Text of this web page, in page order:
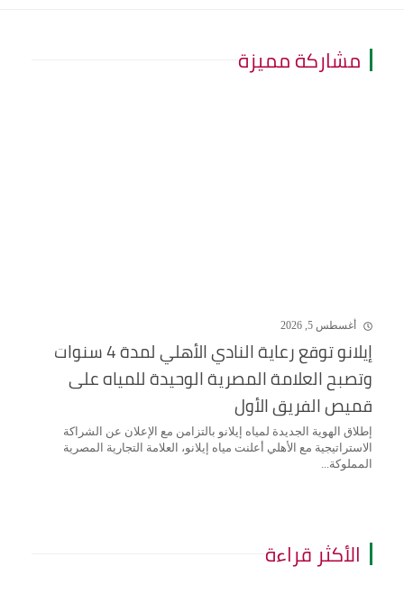
مشاركة مميزة
أغسطس 5, 2026
إيلانو توقع رعاية النادي الأهلي لمدة 4 سنوات
وتصبح العلامة المصرية الوحيدة للمياه على
قميص الفريق الأول
إطلاق الهوية الجديدة لمياه إيلانو بالتزامن مع الإعلان عن الشراكة
الاستراتيجية مع الأهلي أعلنت مياه إيلانو، العلامة التجارية المصرية
المملوكة...
الأكثر قراءة